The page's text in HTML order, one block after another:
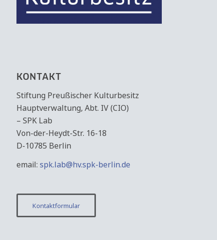
KONTAKT
Stiftung Preußischer Kulturbesitz
Hauptverwaltung, Abt. IV (CIO)
– SPK Lab
Von-der-Heydt-Str. 16-18
D-10785 Berlin
email: spk.lab@hv.spk-berlin.de
Kontaktformular